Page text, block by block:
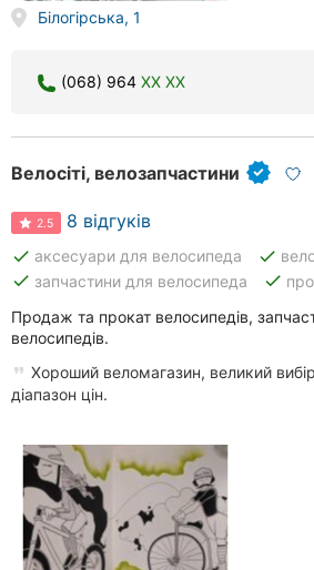
Білогірська, 1
(068) 964 XX XX
Велосіті, велозапчастини
2.5 8 відгуків
done аксесуари для велосипеда done
done запчастини для велосипеда done
Продаж та прокат велосипедів,
велосипедів.
Хороший веломагазин, великий
діапазон цін.